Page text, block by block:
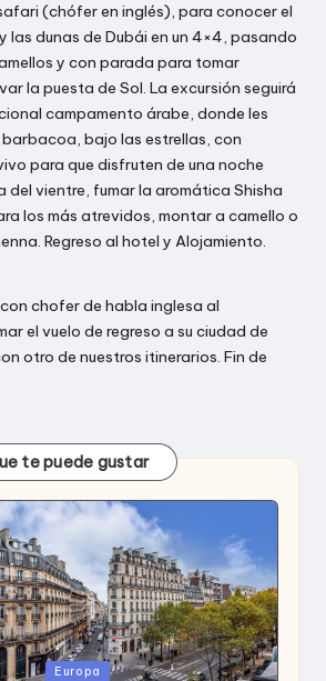
(chófer en inglés), para conocer el
las dunas de Dubái en un 4×4, pasando
y con parada para tomar
la puesta de Sol. La excursión seguirá
campamento árabe, donde les
bajo las estrellas, con
para que disfruten de una noche
del vientre, fumar la aromática Shisha
los más atrevidos, montar a camello o
Regreso al hotel y Alojamiento.
chofer de habla inglesa al
el vuelo de regreso a su ciudad de
otro de nuestros itinerarios. Fin de
te puede gustar
Europa